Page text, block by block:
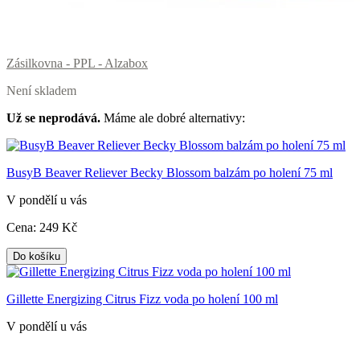
Zásilkovna - PPL - Alzabox
Není skladem
Už se neprodává. Máme ale dobré alternativy:
BusyB Beaver Reliever Becky Blossom balzám po holení 75 ml
V pondělí u vás
Cena: 249 Kč
Do košíku
Gillette Energizing Citrus Fizz voda po holení 100 ml
V pondělí u vás